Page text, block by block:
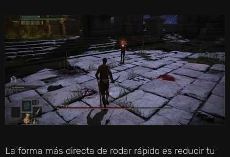
La forma más directa de rodar rápido es reducir tu